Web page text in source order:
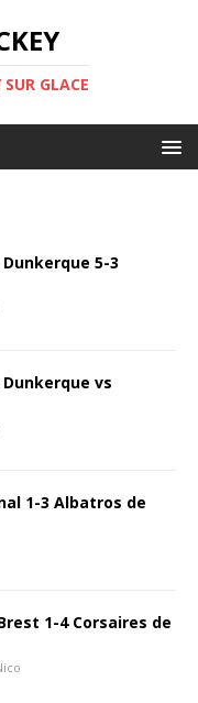
GLACE
5-3
vs
1-3 Albatros de
1-4 Corsaires de